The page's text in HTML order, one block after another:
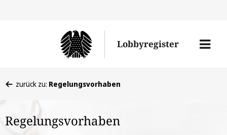
Lobbyregister
Menü
befinden
hier:
zurück zu: Regelungsvorhaben
Regelungsvorhaben